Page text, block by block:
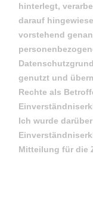
hinterlegt,
darauf
vorstehend
genutzt und
Rechte als
Ich wurde
Mitteilung für die